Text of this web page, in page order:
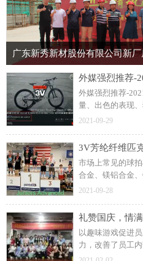
广东新秀新材股份有限公司新
外媒强烈推荐-
外媒强烈推荐-
量、出色的表现
来。科技结合碳
适至上。
2021-09-29
3V芳纶纤维匹
市场上常见的球
合金、镁铝合金
看靠近拍面部分
锯齿状。
2021-09-28
礼赞国庆，情
以趣味游戏促进
力，改善了员工
中积极思考、创